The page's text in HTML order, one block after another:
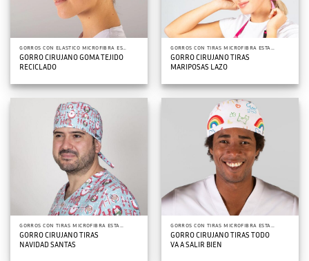
GORROS CON ELASTICO MICROFIBRA ESTAMPADOS
GORRO CIRUJANO GOMA TEJIDO
RECICLADO
GORROS CON TIRAS MICROFIBRA ESTAMPADOS
GORRO CIRUJANO TIRAS
MARIPOSAS LAZO
GORRO CIRUJANO TIRAS
NAVIDAD SANTAS
GORRO CIRUJANO TIRAS TODO
VA A SALIR BIEN